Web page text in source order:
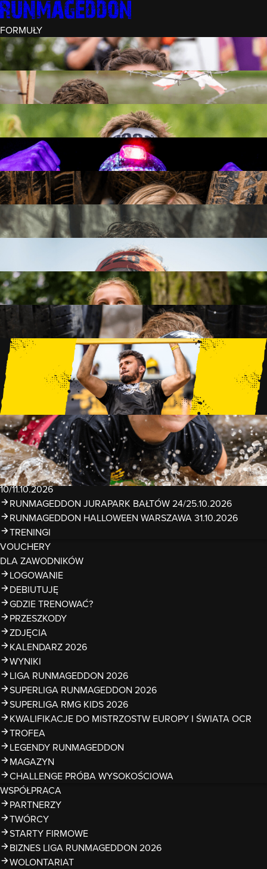
FORMUŁY
INTRO (¼)
15 PRZESZKÓD
3 KM+
REKRUT (½)
30 PRZESZKÓD
6 KM+
RUNMAGEDDON
50 PRZESZKÓD
12 KM+
NOCNY REKRUT (½)
30 PRZESZKÓD
6 KM+
INTRO U-16
15 PRZESZKÓD
3 KM+
RUNMAGEDDON HARDCORE
70 PRZESZKÓD
21 KM+
42 KM+
FAMILY
15 PRZESZKÓD
2 KM+
KIDS
15 PRZESZKÓD
1 KM+
TRENINGI
WYDARZENIA
RUNMAGEDDON LUBLIN ZALEW ZEMBORZYCKI
22/23.08.2026
RUNMAGEDDON ERGO ARENA GDAŃSK/SOPOT
12/13.09.2026
RUNMAGEDDON KIDS: DEMO WARSZAWA 24/26.09.2026
RUNMAGEDDON WROCŁAW KOPALNIA ROLANTOWICE
26/27.09.2026
RUNMAGEDDON WARSZAWA TWIERDZA MODLIN
10/11.10.2026
RUNMAGEDDON JURAPARK BAŁTÓW 24/25.10.2026
RUNMAGEDDON HALLOWEEN WARSZAWA 31.10.2026
TRENINGI
VOUCHERY
DLA ZAWODNIKÓW
LOGOWANIE
DEBIUTUJĘ
GDZIE TRENOWAĆ?
PRZESZKODY
ZDJĘCIA
KALENDARZ 2026
WYNIKI
LIGA RUNMAGEDDON 2026
SUPERLIGA RUNMAGEDDON 2026
SUPERLIGA RMG KIDS 2026
KWALIFIKACJE DO MISTRZOSTW EUROPY I ŚWIATA OCR
TROFEA
LEGENDY RUNMAGEDDON
MAGAZYN
CHALLENGE PRÓBA WYSOKOŚCIOWA
WSPÓŁPRACA
PARTNERZY
TWÓRCY
STARTY FIRMOWE
BIZNES LIGA RUNMAGEDDON 2026
WOLONTARIAT